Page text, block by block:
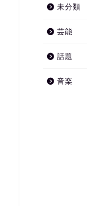
未分類
芸能
話題
音楽